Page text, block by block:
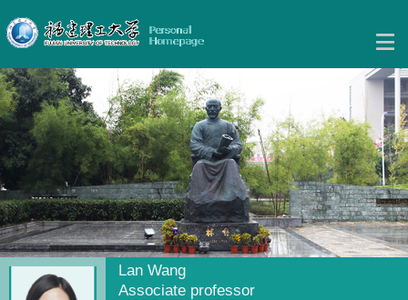
Lan Wang
Associate professor